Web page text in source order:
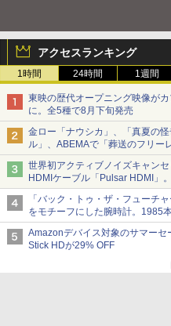
アクセスランキング
1時間 24時間 1週間
東映の歴代オープニング映像がカ
に。全5種で8月下旬発売
金ロー「ナウシカ」、「真夏の怪
ル」、ABEMAで「葬送のフリー
など。夏の特番・配信情報
世界初アクティブノイズキャン
HDMIケーブル「Pulsar HDMI」
から
「バック・トゥ・ザ・フューチ
をモチーフにした腕時計。1985
Amazonデバイス対象のサマーセ
Stick HDが29% OFF